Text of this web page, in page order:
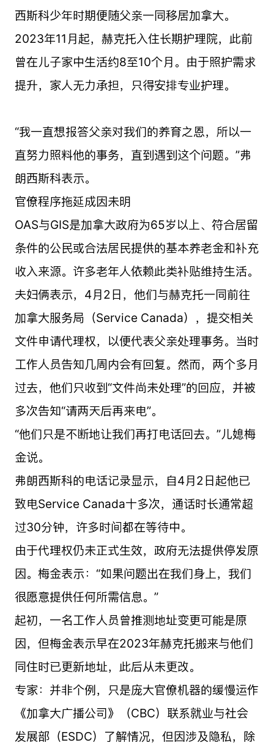
西斯科少年时期便随父亲一同移居加拿大。
2023年11月起，赫克托入住长期护理院，此前
曾在儿子家中生活约8至10个月。由于照护需求
提升，家人无力承担，只得安排专业护理。
“我一直想报答父亲对我们的养育之恩，所以一
直努力照料他的事务，直到遇到这个问题。”弗
朗西斯科表示。
官僚程序拖延成因未明
OAS与GIS是加拿大政府为65岁以上、符合居留
条件的公民或合法居民提供的基本养老金和补充
收入来源。许多老年人依赖此类补贴维持生活。
夫妇俩表示，4月2日，他们与赫克托一同前往
加拿大服务局（Service Canada），提交相关
文件申请代理权，以便代表父亲处理事务。当时
工作人员告知几周内会有回复。然而，两个多月
过去，他们只收到“文件尚未处理”的回应，并被
多次告知“请两天后再来电”。
“他们只是不断地让我们再打电话回去。”儿媳梅
金说。
弗朗西斯科的电话记录显示，自4月2日起他已
致电Service Canada十多次，通话时长通常超
过30分钟，许多时间都在等待中。
由于代理权仍未正式生效，政府无法提供停发原
因。梅金表示：“如果问题出在我们身上，我们
很愿意提供任何所需信息。”
起初，一名工作人员曾推测地址变更可能是原
因，但梅金表示早在2023年赫克托搬来与他们
同住时已更新地址，此后从未更改。
专家：并非个例，只是庞大官僚机器的缓慢运作
《加拿大广播公司》（CBC）联系就业与社会
发展部（ESDC）了解情况，但因涉及隐私，除